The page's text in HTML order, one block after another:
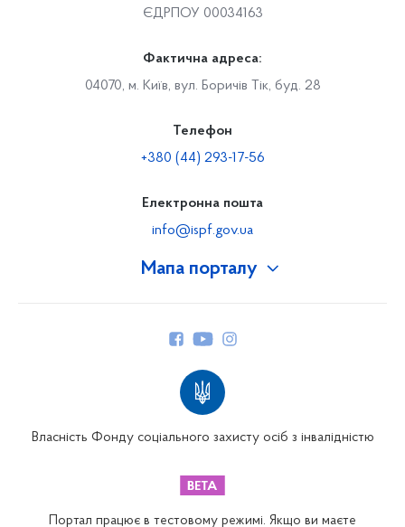
Мапа порталу
ЄДРПОУ 00034163
Фактична адреса:
04070, м. Київ, вул. Боричів Тік, буд. 28
Телефон
+380 (44) 293-17-56
Електронна пошта
info@ispf.gov.ua
Власність Фонду соціального захисту осіб з інвалідністю
Портал працює в тестовому режимі. Якщо ви маєте